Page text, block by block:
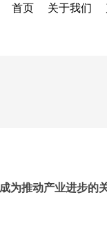
首页 关于我们
推动产业进步